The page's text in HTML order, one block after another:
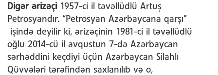
Digər ərizəçi 1957-ci il təvəllüdlü Artuş
Petrosyandır. “Petrosyan Azərbaycana qarşı”
işində deyilir ki, ərizəçinin 1981-ci il təvəllüdlü
oğlu 2014-cü il avqustun 7-də Azərbaycan
sərhəddini keçdiyi üçün Azərbaycan Silahlı
Qüvvələri tərəfindən saxlanılıb və o,